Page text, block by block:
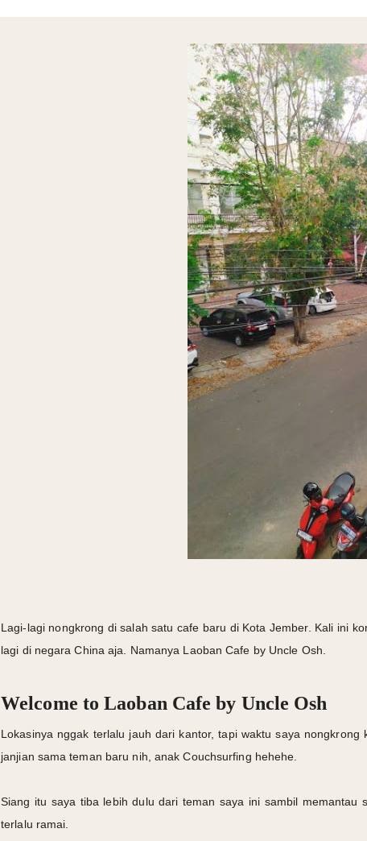
Lagi-lagi nongkrong di salah satu cafe baru di Kota Jember. Kali ini
lagi di negara China aja. Namanya Laoban Cafe by Uncle Osh.
Welcome to Laoban Cafe by Uncle Osh
Lokasinya nggak terlalu jauh dari kantor, tapi waktu saya nongkrong
janjian sama teman baru nih, anak Couchsurfing hehehe.
Siang itu saya tiba lebih dulu dari teman saya ini sambil
terlalu ramai.